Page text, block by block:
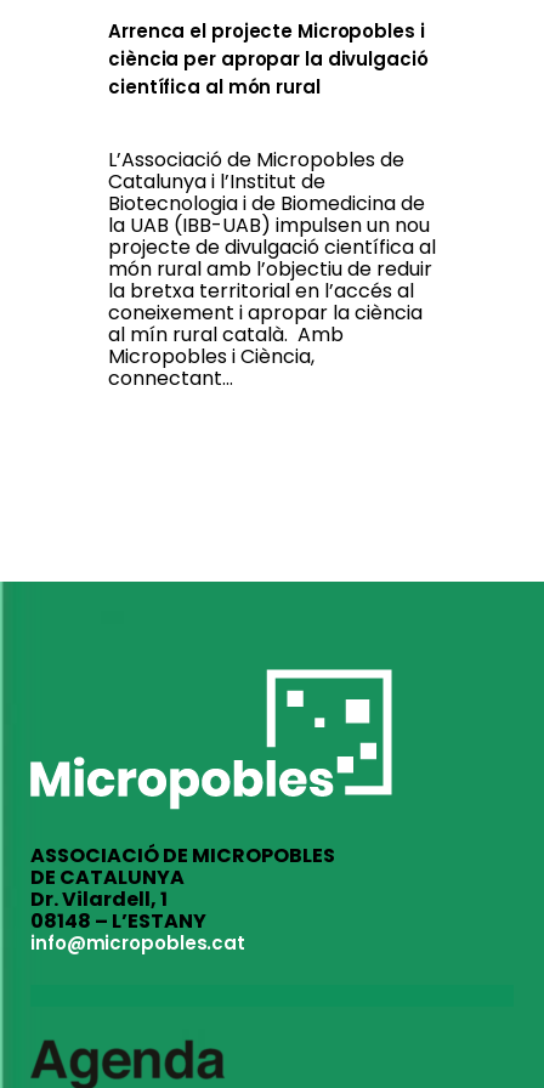
Arrenca el projecte Micropobles i
ciència per apropar la divulgació
científica al món rural
L’Associació de Micropobles de
Catalunya i l’Institut de
Biotecnologia i de Biomedicina de
la UAB (IBB-UAB) impulsen un nou
projecte de divulgació científica al
món rural amb l’objectiu de reduir
la bretxa territorial en l’accés al
coneixement i apropar la ciència
al mín rural català. Amb
Micropobles i Ciència,
connectant...
ASSOCIACIÓ DE MICROPOBLES
DE CATALUNYA
Dr. Vilardell, 1
08148 – L’ESTANY
info@micropobles.cat